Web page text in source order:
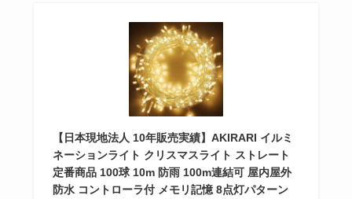
【日本現地法人 10年販売実績】AKIRARI イルミ
ネーションライト クリスマスライト ストレート
定番商品 100球 10m 防雨 100m連結可 屋内屋外
防水 コントローラ付 メモリ記憶 8点灯パターン